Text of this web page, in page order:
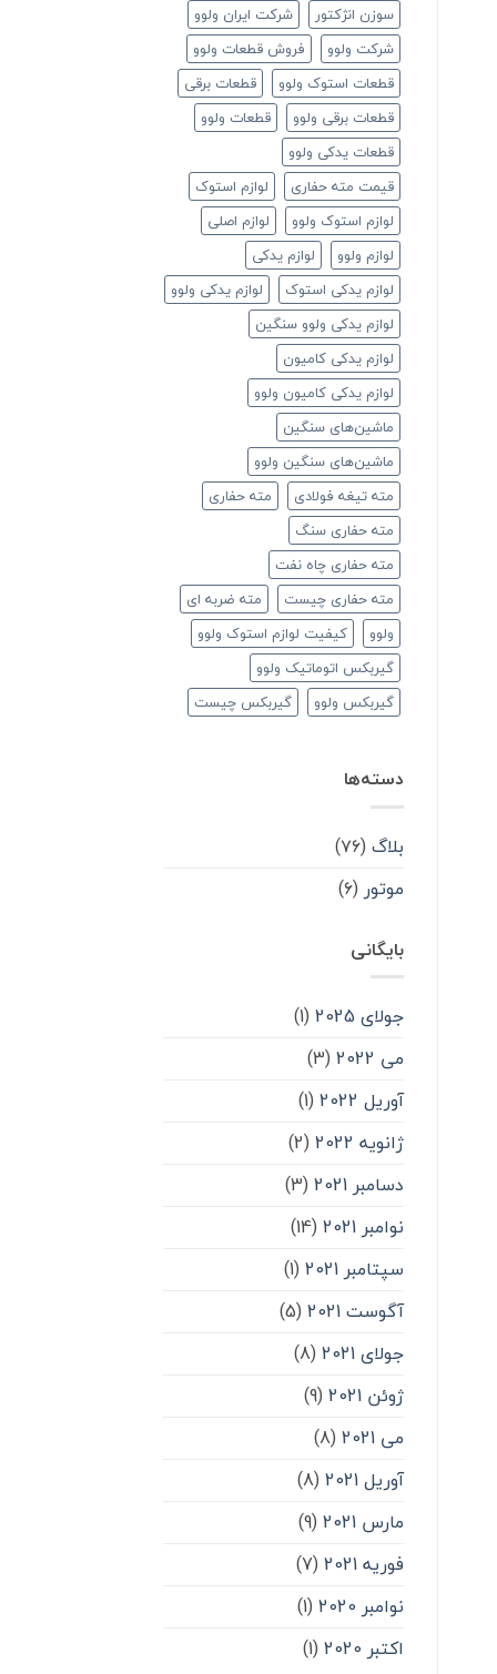
سوزن انژکتور
شرکت ایران ولوو
شرکت ولوو
فروش قطعات ولوو
قطعات استوک ولوو
قطعات برقی
قطعات برقی ولوو
قطعات ولوو
قطعات یدکی ولوو
قیمت مته حفاری
لوازم استوک
لوازم استوک ولوو
لوازم اصلی
لوازم ولوو
لوازم یدکی
لوازم یدکی استوک
لوازم یدکی ولوو
لوازم یدکی ولوو سنگین
لوازم یدکی کامیون
لوازم یدکی کامیون ولوو
ماشین‌های سنگین
ماشین‌های سنگین ولوو
مته تیغه فولادی
مته حفاری
مته حفاری سنگ
مته حفاری چاه نفت
مته حفاری چیست
مته ضربه ای
ولوو
کیفیت لوازم استوک ولوو
گیربکس اتوماتیک ولوو
گیربکس ولوو
گیربکس چیست
دسته‌ها
بلاگ (۷۶)
موتور (۶)
بایگانی
جولای 2025
(1)
می 2022
(3)
آوریل 2022
(1)
ژانویه 2022
(2)
دسامبر 2021
(3)
نوامبر 2021
(14)
سپتامبر 2021
(1)
آگوست 2021
(5)
جولای 2021
(8)
ژوئن 2021
(9)
می 2021
(8)
آوریل 2021
(8)
مارس 2021
(9)
فوریه 2021
(7)
نوامبر 2020
(1)
اکتبر 2020
(1)